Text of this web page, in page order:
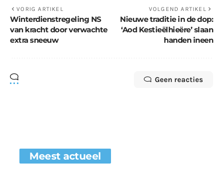
VORIG ARTIKEL
Winterdienstregeling NS
van kracht door verwachte
extra sneeuw
VOLGEND ARTIKEL
Nieuwe traditie in de dop:
‘Aod Kestieëlhieëre’ slaan
handen ineen
Geen reacties
Meest actueel